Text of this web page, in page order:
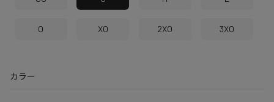
O XO 2XO 3XO
カラー